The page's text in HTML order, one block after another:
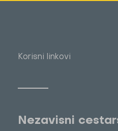
Korisni linkovi
Nezavisni